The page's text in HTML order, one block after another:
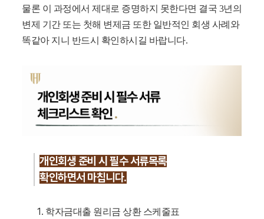
물론 이 과정에서 제대로 증명하지 못한다면 결국 3년의
변제 기간 또는 첫해 변제금 또한 일반적인 회생 사례와
똑같아 지니 반드시 확인하시길 바랍니다.
개인회생 준비 시 필수 서류목록
확인하면서 마칩니다.
학자금대출 원리금 상환 스케줄표